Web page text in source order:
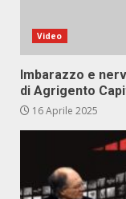
Video
Imbarazzo e
di Agrigento
16 Aprile 2025